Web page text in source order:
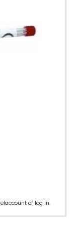
of log in.